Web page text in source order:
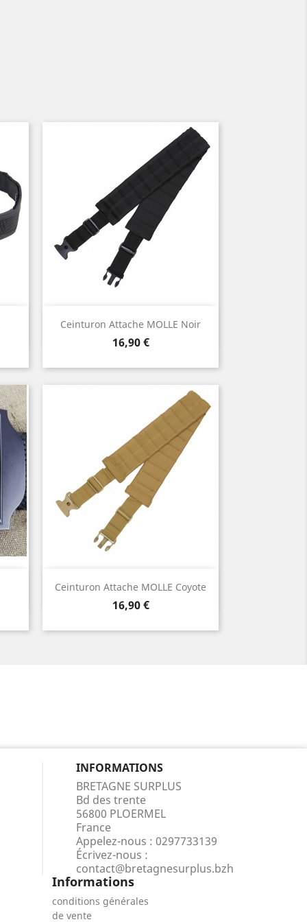
Ceinturon Attache MOLLE Noir
Prix
16,90 €
Aperçu rapide
Ceinturon Attache MOLLE Coyote
Prix
16,90 €
 Aperçu rapide
INFORMATIONS
BRETAGNE SURPLUS
Bd des trente
56800 PLOERMEL
France
Appelez-nous : 0297733139
Écrivez-nous :
contact@bretagnesurplus.bzh
Informations
conditions générales
de vente